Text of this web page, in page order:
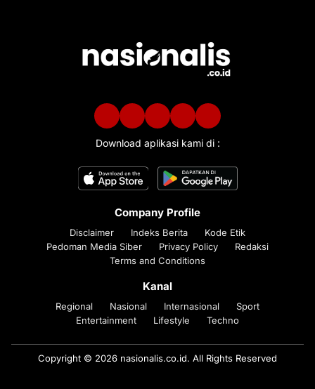
Download aplikasi kami di :
Company Profile
Disclaimer Indeks Berita
Kode Etik
Pedoman Media Siber
Privacy Policy
Redaksi
Terms and Conditions
Kanal
Regional Nasional Internasional
Sport
Entertainment
Lifestyle Techno
Copyright © 2026 nasionalis.co.id. All Rights Reserved